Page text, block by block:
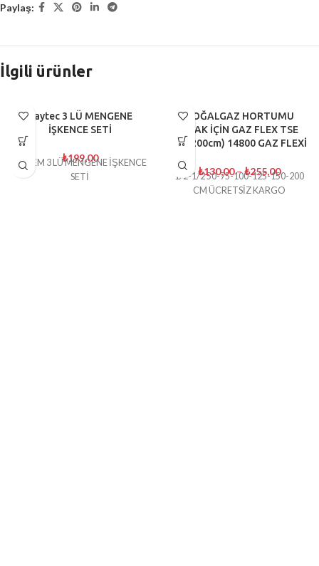
Paylaş:
İlgili ürünler
Baytec 3 LÜ MENGENE
İŞKENCE SETİ
₺199,00
MEŞEM 3 LÜ MENGENE İŞKENCE
SETİ
TÜKENDI
DOĞALGAZ HORTUMU
OCAK İÇİN GAZ FLEX TSE
(50-200cm) 14800 GAZ FLEXİ
₺130,00–₺255,00
1/2-1/2 50-75-100-125-150-200
CM ÜCRETSİZ KARGO